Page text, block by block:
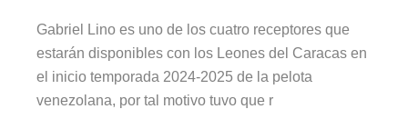
Gabriel Lino es uno de los cuatro receptores que
estarán disponibles con los Leones del Caracas en
el inicio temporada 2024-2025 de la pelota
venezolana, por tal motivo tuvo que r